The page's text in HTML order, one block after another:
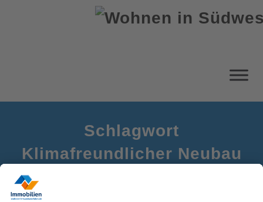
Schlagwort
Klimafreundlicher Neubau
Startseite